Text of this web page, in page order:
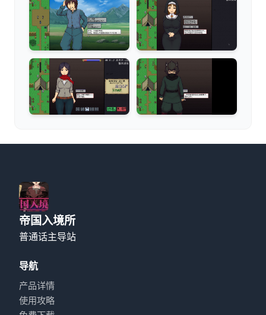
帝国入境所
普通话主导站
导航
产品详情
使用攻略